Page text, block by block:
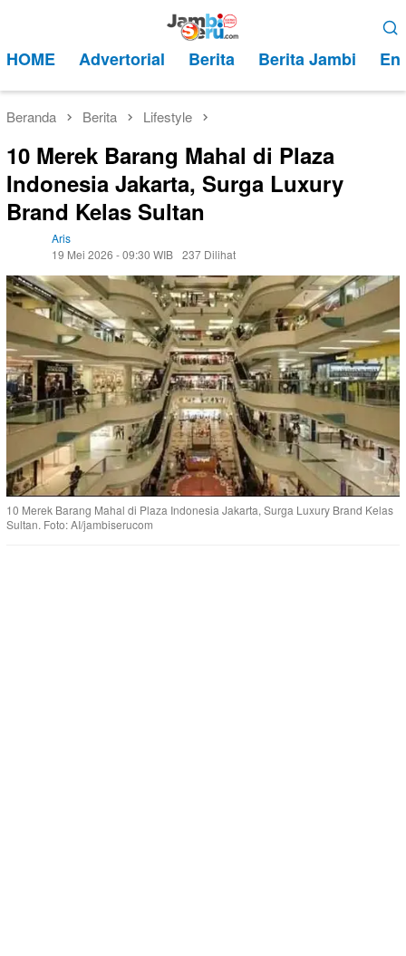
kontenMobile
HOME Advertorial Berita Berita Jambi
Beranda Berita Lifestyle
10 Merek Barang Mahal di Plaza
Indonesia Jakarta, Surga Luxury
Brand Kelas Sultan
Aris
19 Mei 2026 - 09:30 WIB 237 Dilihat
10 Merek Barang Mahal di Plaza Indonesia Jakarta, Surga Luxury Brand Kelas
Sultan. Foto: AI/jambiserucom